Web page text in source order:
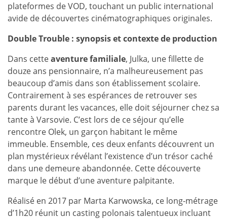
plateformes de VOD, touchant un public international
avide de découvertes cinématographiques originales.
Double Trouble : synopsis et contexte de production
Dans cetteaventure familiale, Julka, une fillette de
douze ans pensionnaire, n’a malheureusement pas
beaucoup d’amis dans son établissement scolaire.
Contrairement à ses espérances de retrouver ses
parents durant les vacances, elle doit séjourner chez sa
tante à Varsovie. C’est lors de ce séjour qu’elle
rencontre Olek, un garçon habitant le même
immeuble. Ensemble, ces deux enfants découvrent un
plan mystérieux révélant l’existence d’un trésor caché
dans une demeure abandonnée. Cette découverte
marque le début d’une aventure palpitante.
Réalisé en 2017 par Marta Karwowska, ce long-métrage
d’1h20 réunit un casting polonais talentueux incluant